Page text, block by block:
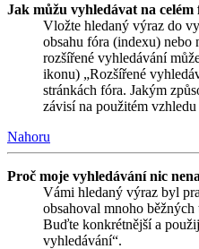
Jak můžu vyhledávat na
Vložte hledaný výraz do
obsahu fóra (indexu) nebo
rozšířené vyhledávání
ikonu) „Rozšířené
stránkách fóra. Jakým
závisí na použitém vzhledu
Nahoru
Proč moje vyhledávání nic
Vámi hledaný výraz byl
obsahoval mnoho
Buďte konkrétnější a
vyhledávání“.